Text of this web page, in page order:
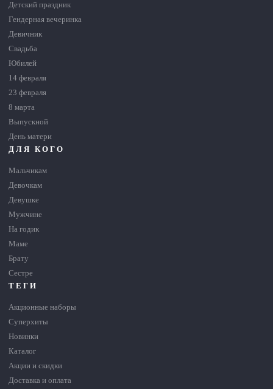
Детский праздник
Гендерная вечеринка
Девичник
Свадьба
Юбилей
14 февраля
23 февраля
8 марта
Выпускной
День матери
ДЛЯ КОГО
Мальчикам
Девочкам
Девушке
Мужчине
На годик
Маме
Брату
Сестре
ТЕГИ
Акционные наборы
Суперхиты
Новинки
Каталог
Акции и скидки
Доставка и оплата